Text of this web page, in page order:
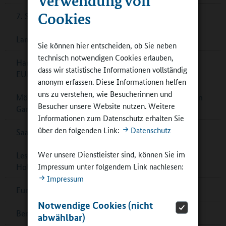
Cookies
Sie können hier entscheiden, ob Sie neben
technisch notwendigen Cookies erlauben,
dass wir statistische Informationen vollständig
anonym erfassen. Diese Informationen helfen
uns zu verstehen, wie Besucherinnen und
Besucher unsere Website nutzen. Weitere
Informationen zum Datenschutz erhalten Sie
über den folgenden Link:
Datenschutz
Wer unsere Dienstleister sind, können Sie im
Impressum unter folgendem Link nachlesen:
Impressum
Notwendige Cookies (nicht
abwählbar)
7. Sächsischer Schulpreis verliehen
Landkreis Havelland: Fördermittel für Schulen
Hamburg: Fußball-Europameister bei der Mini-EM
EUROKiK
Mönchengladbach: „Kulturkreisel“ im rhythmisierten
Ganztag
Saarland: Förderung „Jugend & Kultur“ 2024
Lesetipp: Neue Broschüre „EssKultur“ in Schleswig-
Holstein
Europäischer Wettbewerb: Grenzenlose Kreativität
Berlin: „Jugend debattiert“ in Willkommensklassen